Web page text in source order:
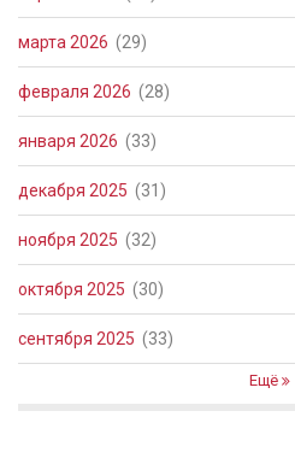
марта 2026 (29)
февраля 2026 (28)
января 2026 (33)
декабря 2025 (31)
ноября 2025 (32)
октября 2025 (30)
сентября 2025 (33)
Ещё